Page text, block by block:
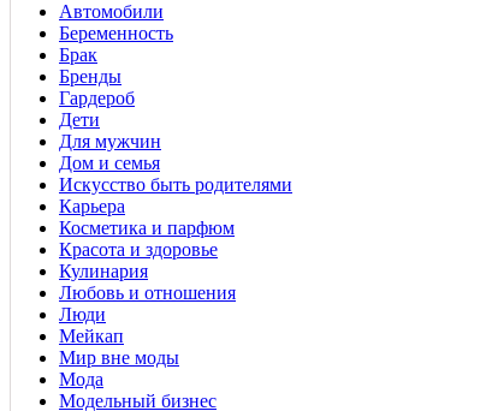
Автомобили
Беременность
Брак
Бренды
Гардероб
Дети
Для мужчин
Дом и семья
Искусство быть родителями
Карьера
Косметика и парфюм
Красота и здоровье
Кулинария
Любовь и отношения
Люди
Мейкап
Мир вне моды
Мода
Модельный бизнес